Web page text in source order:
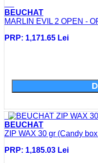
BEUCHAT
MARLIN EVIL 2
PRP: 1,171.65 Lei
BEUCHAT
ZIP WAX 30 gr
PRP: 1,185.03 Lei